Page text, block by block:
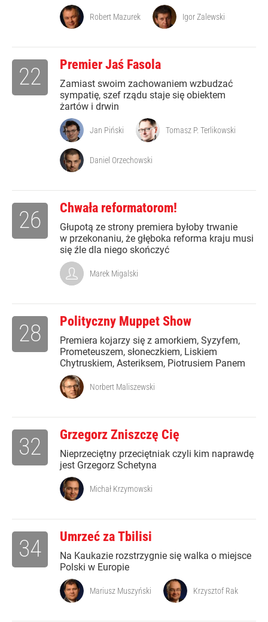
Robert Mazurek Igor Zalewski
Premier Jaś Fasola
Zamiast swoim zachowaniem wzbudzać
sympatię, szef rządu staje się obiektem
żartów i drwin
22
Jan Piński Tomasz P. Terlikowski
Daniel Orzechowski
Chwała reformatorom!
Głupotą ze strony premiera byłoby trwanie
w przekonaniu, że głęboka reforma kraju musi
się źle dla niego skończyć
26
Marek Migalski
Polityczny Muppet Show
Premiera kojarzy się z amorkiem, Syzyfem,
Prometeuszem, słoneczkiem, Liskiem
Chytruskiem, Asteriksem, Piotrusiem Panem
28
Norbert Maliszewski
Grzegorz Zniszczę Cię
Nieprzeciętny przeciętniak czyli kim naprawdę
jest Grzegorz Schetyna
32
Michał Krzymowski
Umrzeć za Tbilisi
Na Kaukazie rozstrzygnie się walka o miejsce
Polski w Europie
34
Mariusz Muszyński Krzysztof Rak